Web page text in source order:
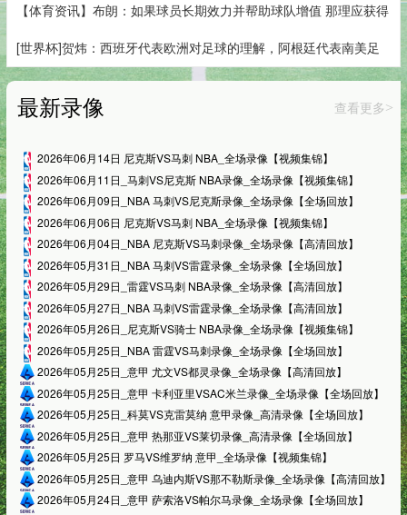
【体育资讯】布朗：如果球员长期效力并帮助球队增值 那理应获得
[世界杯]贺炜：西班牙代表欧洲对足球的理解，阿根廷代表南美足
最新录像 查看更多>
2026年06月14日 尼克斯VS马刺 NBA_全场录像【视频集锦】
2026年06月11日_马刺VS尼克斯 NBA录像_全场录像【视频集锦】
2026年06月09日_NBA 马刺VS尼克斯录像_全场录像【全场回放】
2026年06月06日 尼克斯VS马刺 NBA_全场录像【视频集锦】
2026年06月04日_NBA 尼克斯VS马刺录像_全场录像【高清回放】
2026年05月31日_NBA 马刺VS雷霆录像_全场录像【全场回放】
2026年05月29日_雷霆VS马刺 NBA录像_全场录像【高清回放】
2026年05月27日_NBA 马刺VS雷霆录像_全场录像【高清回放】
2026年05月26日_尼克斯VS骑士 NBA录像_全场录像【视频集锦】
2026年05月25日_NBA 雷霆VS马刺录像_全场录像【全场回放】
2026年05月25日_意甲 尤文VS都灵录像_全场录像【高清回放】
2026年05月25日_意甲 卡利亚里VSAC米兰录像_全场录像【全场回放】
2026年05月25日_科莫VS克雷莫纳 意甲录像_高清录像【全场回放】
2026年05月25日_意甲 热那亚VS莱切录像_高清录像【全场回放】
2026年05月25日 罗马VS维罗纳 意甲_全场录像【视频集锦】
2026年05月25日_意甲 乌迪内斯VS那不勒斯录像_全场录像【高清回放】
2026年05月24日_意甲 萨索洛VS帕尔马录像_全场录像【全场回放】